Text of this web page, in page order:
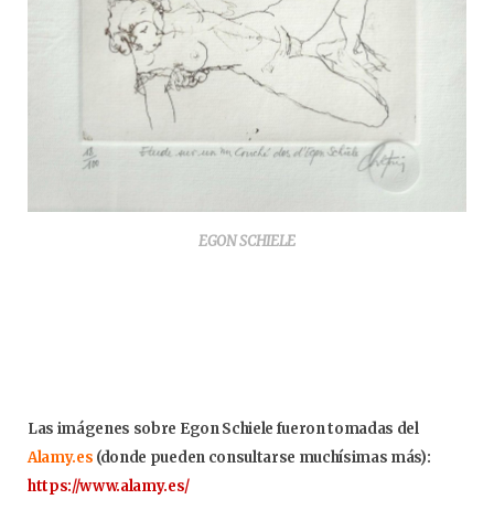
EGON SCHIELE
Las imágenes sobre Egon Schiele fueron tomadas del
Alamy.es (donde pueden consultarse muchísimas más):
https://www.alamy.es/